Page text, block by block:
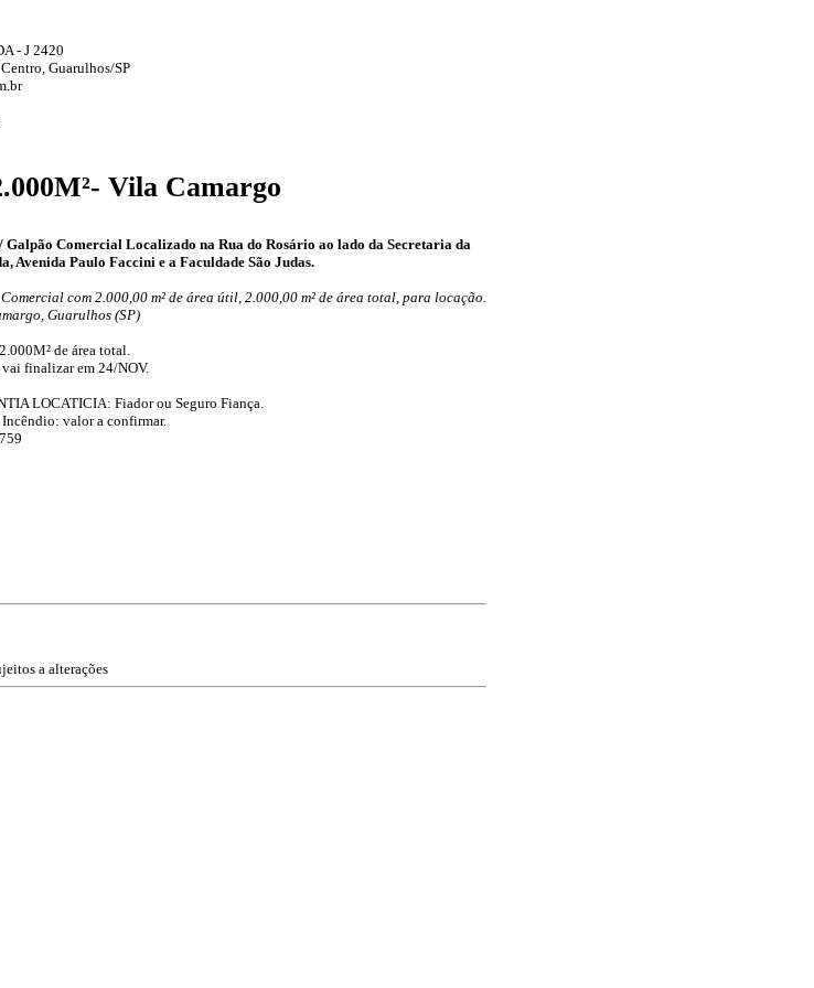
- J 2420
Guarulhos/SP
Vila Camargo
Galpão Comercial Localizado na Rua do Rosário ao lado da Secretaria da
Avenida Paulo Faccini e a Faculdade São Judas.
com 2.000,00 m² de área útil, 2.000,00 m² de área total, para locação.
Guarulhos (SP)
de área total.
finalizar em 24/NOV.
LOCATICIA: Fiador ou Seguro Fiança.
Incêndio: valor a confirmar.
a alterações